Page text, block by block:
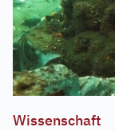
Wissenschaft